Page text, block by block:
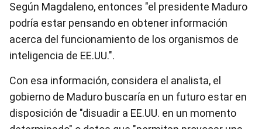
Según Magdaleno, entonces "el presidente Maduro
podría estar pensando en obtener información
acerca del funcionamiento de los organismos de
inteligencia de EE.UU.".
Con esa información, considera el analista, el
gobierno de Maduro buscaría en un futuro estar en
disposición de "disuadir a EE.UU. en un momento